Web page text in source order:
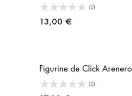
(0)
13,00 €
Figurine de Click Arenero
(0)